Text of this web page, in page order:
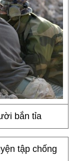
bắn tỉa